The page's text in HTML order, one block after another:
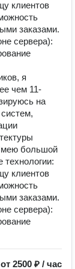
клиентов
заказами.
сервера):
я
чем 11-
на
большой
клиентов
заказами.
сервера):
от 2500 ₽ / час